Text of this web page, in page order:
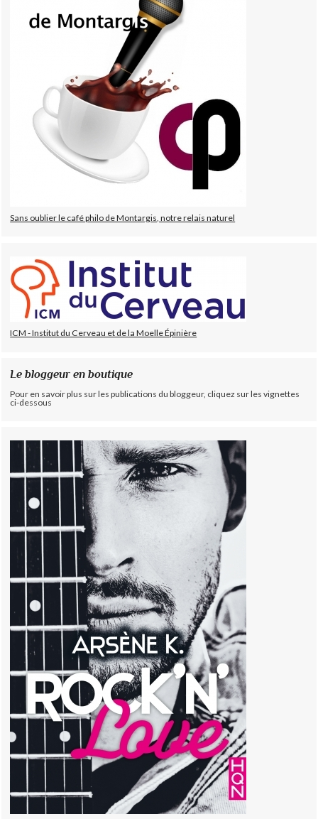
Sans oublier le café philo de Montargis, notre relais naturel
ICM - Institut du Cerveau et de la Moelle Épinière
Le bloggeur en boutique
Pour en savoir plus sur les publications du bloggeur, cliquez sur les vignettes
ci-dessous